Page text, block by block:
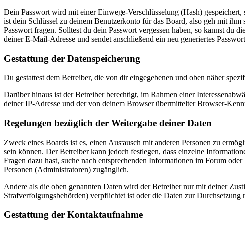
Dein Passwort wird mit einer Einwege-Verschlüsselung (Hash)
ist dein Schlüssel zu deinem Benutzerkonto für das Board, also geh mit
Passwort fragen. Solltest du dein Passwort vergessen haben, so kannst du
deiner E-Mail-Adresse und sendet anschließend ein neu generiertes
Gestattung der Datenspeicherung
Du gestattest dem Betreiber, die von dir eingegebenen und oben näher
Darüber hinaus ist der Betreiber berechtigt, im Rahmen einer
deiner IP-Adresse und der von deinem Browser übermittelter Browser-
Regelungen bezüglich der Weitergabe deiner Daten
Zweck eines Boards ist es, einen Austausch mit anderen Personen zu
sein können. Der Betreiber kann jedoch festlegen, dass einzelne
Fragen dazu hast, suche nach entsprechenden Informationen im Forum
Personen (Administratoren) zugänglich.
Andere als die oben genannten Daten wird der Betreiber nur mit deiner
Strafverfolgungsbehörden) verpflichtet ist oder die Daten zur Durchsetzung
Gestattung der Kontaktaufnahme